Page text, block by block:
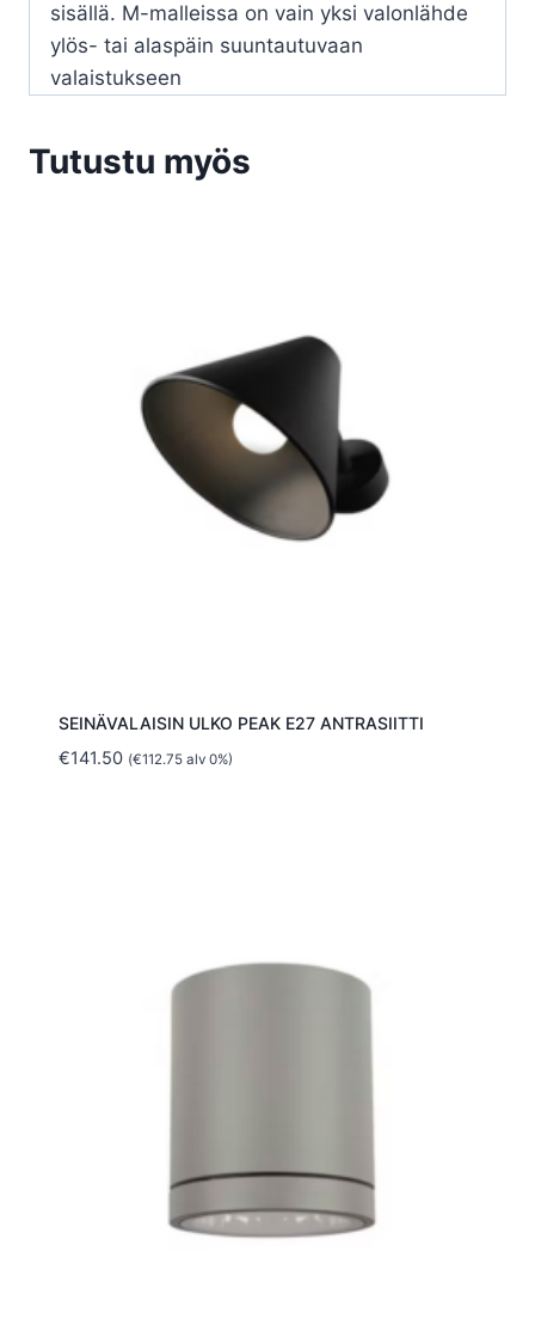
sisällä. M-malleissa on vain yksi valonlähde
ylös- tai alaspäin suuntautuvaan
valaistukseen
Tutustu myös
SEINÄVALAISIN ULKO PEAK E27 ANTRASIITTI
€141.50 (€112.75alv 0%)